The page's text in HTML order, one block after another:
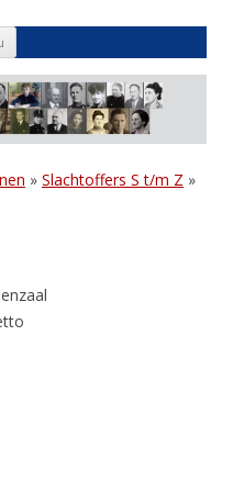
Skip
content
» Slachtoffers S t/m Z »